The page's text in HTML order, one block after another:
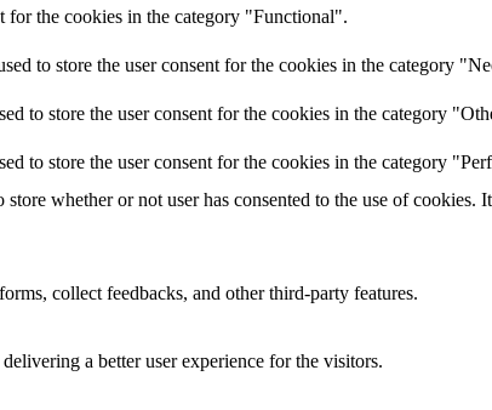
for the cookies in the category "Functional".
to store the user consent for the cookies in the category
to store the user consent for the cookies in the category
to store the user consent for the cookies in the category
whether or not user has consented to the use of cookies.
collect feedbacks, and other third-party features.
a better user experience for the visitors.